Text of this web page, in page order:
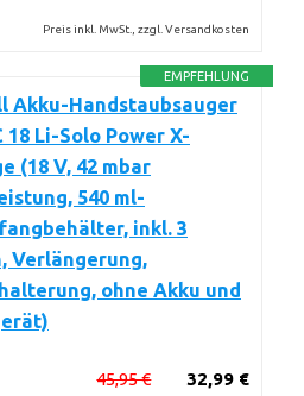
Preis inkl. MwSt., zzgl. Versandkosten
EMPFEHLUNG
Akku-Handstaubsauger
18 Li-Solo Power X-
(18 V, 42 mbar
540 ml-
inkl. 3
Verlängerung,
ohne Akku und
32,99 €
45,95 €